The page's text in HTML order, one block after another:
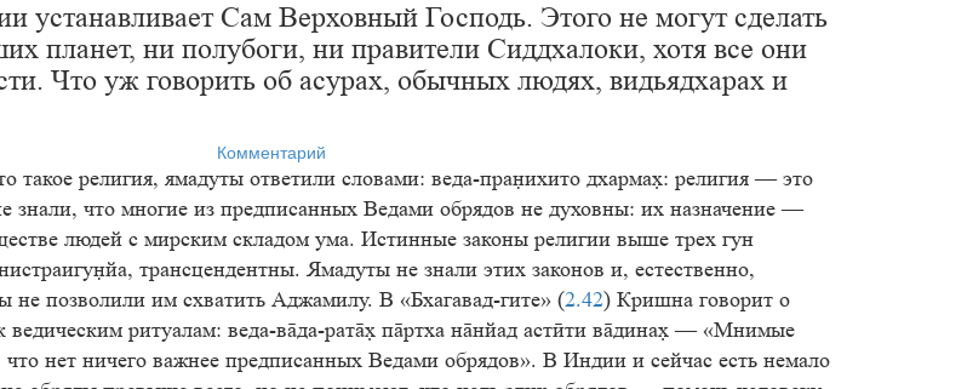
устанавливает Сам Верховный Господь. Этого не могут сделать
планет, ни полубоги, ни правители Сиддхалоки, хотя все они
Что уж говорить об асурах, обычных людях, видьядхарах и
Комментарий
такое религия, ямадуты ответили словами: веда-праихито дхарма: религия — это
знали, что многие из предписанных Ведами обрядов не духовны: их назначение —
людей с мирским складом ума. Истинные законы религии выше трех гун
трансцендентны. Ямадуты не знали этих законов и, естественно,
не позволили им схватить Аджамилу. В «Бхагавад-гите» (2.42) Кришна говорит о
ведическим ритуалам: веда-вда-рат пртха ннйад астӣти вдина — «Мнимые
нет ничего важнее предписанных Ведами обрядов». В Индии и сейчас есть немало